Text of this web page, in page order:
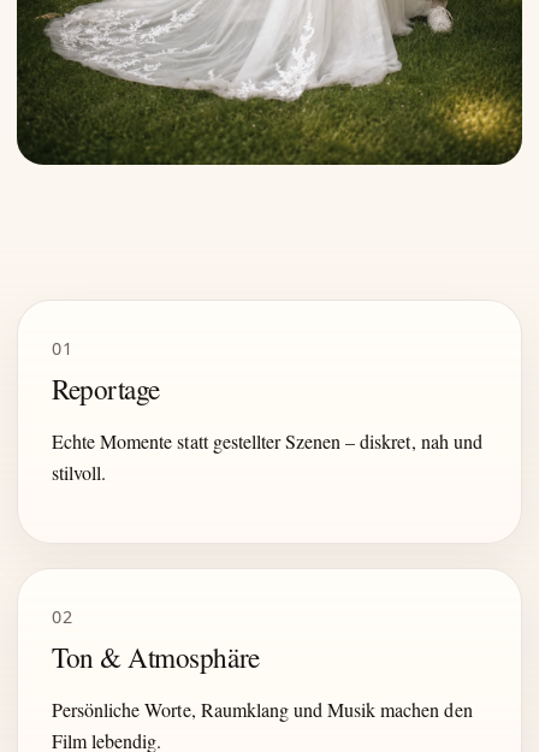
01
Reportage
Echte Momente statt gestellter Szenen – diskret, nah und
stilvoll.
02
Ton & Atmosphäre
Persönliche Worte, Raumklang und Musik machen den
Film lebendig.